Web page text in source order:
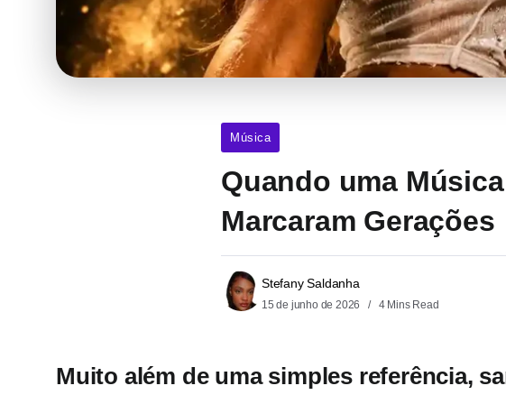
Música
Quando uma
Marcaram Gerações
Stefany Saldanha
15 de junho de 2026 4 Mins Read
Muito além de uma simples referência,